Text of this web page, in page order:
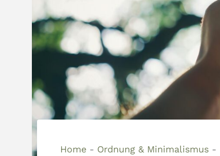
Home - Ordnung & Minimalismus -